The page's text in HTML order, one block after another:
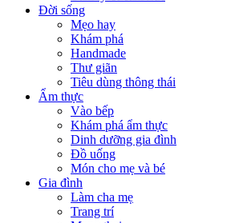
Đời sống
Mẹo hay
Khám phá
Handmade
Thư giãn
Tiêu dùng thông thái
Ẩm thực
Vào bếp
Khám phá ẩm thực
Dinh dưỡng gia đình
Đồ uống
Món cho mẹ và bé
Gia đình
Làm cha mẹ
Trang trí